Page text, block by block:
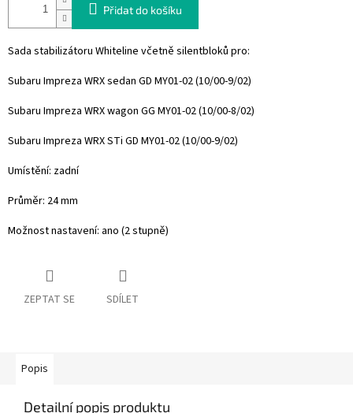
Přidat do košíku
Sada stabilizátoru Whiteline včetně silentbloků pro:
Subaru Impreza WRX sedan GD MY01-02 (10/00-9/02)
Subaru Impreza WRX wagon GG MY01-02 (10/00-8/02)
Subaru Impreza WRX STi GD MY01-02 (10/00-9/02)
Umístění: zadní
Průměr: 24 mm
Možnost nastavení: ano (2 stupně)
ZEPTAT SE SDÍLET
Popis
Detailní popis produktu